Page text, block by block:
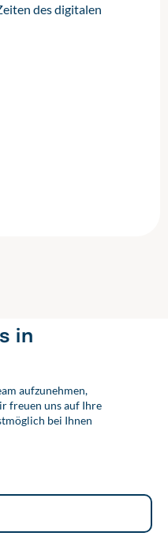
des digitalen
in
aufzunehmen,
freuen uns auf Ihre
bei Ihnen